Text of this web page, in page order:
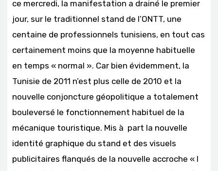
ce mercredi, la manifestation a drainé le premier
jour, sur le traditionnel stand de l’ONTT, une
centaine de professionnels tunisiens, en tout cas
certainement moins que la moyenne habituelle
en temps « normal ». Car bien évidemment, la
Tunisie de 2011 n’est plus celle de 2010 et la
nouvelle conjoncture géopolitique a totalement
bouleversé le fonctionnement habituel de la
mécanique touristique. Mis à part la nouvelle
identité graphique du stand et des visuels
publicitaires flanqués de la nouvelle accroche « I